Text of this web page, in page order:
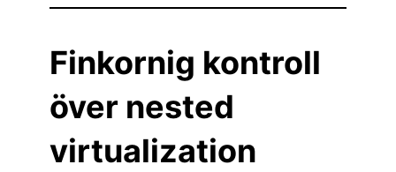
Finkornig kontroll
över nested
virtualization